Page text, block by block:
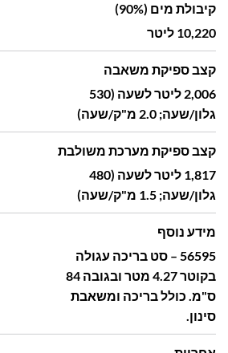
קיבולת מים (90%)
10,220 ליטר
קצב ספיקת משאבה
2,006 ליטר לשעה (530
גלון/שעה; 2.0 מ"ק/שעה)
קצב ספיקת מערכת משולבת
1,817 ליטר לשעה (480
גלון/שעה; 1.5 מ"ק/שעה)
מידע נוסף
56595 – סט בריכה עגולה
בקוטר 4.27 מטר ובגובה 84
ס"מ. כולל בריכה ומשאבת
סינון.